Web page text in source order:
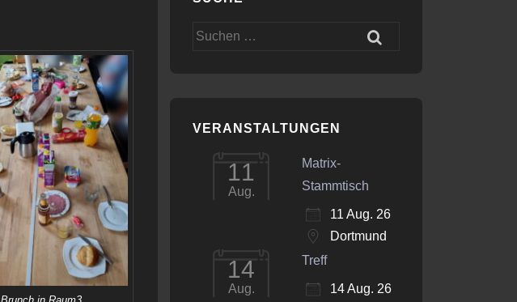
Suchen
VERANSTALTUNGEN
11
Aug.
Matrix-
Stammtisch
11 Aug. 26
Dortmund
14
Aug.
Treff
14 Aug. 26